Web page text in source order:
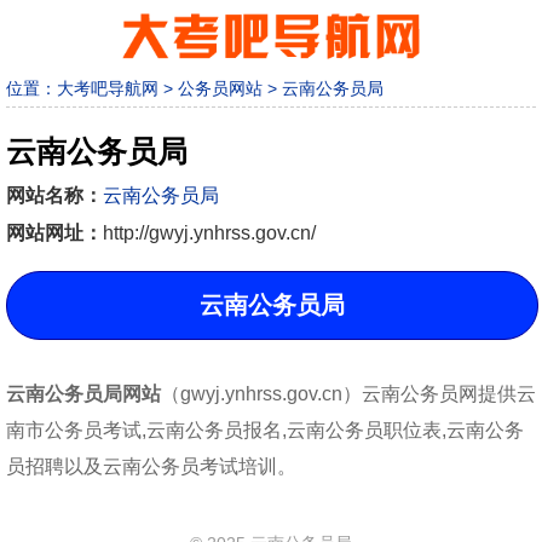
位置： 大考吧导航网 > 公务员网站 > 云南公务员局
云南公务员局
网站名称： 云南公务员局
网站网址： http://gwyj.ynhrss.gov.cn/
云南公务员局
云南公务员局网站（gwyj.ynhrss.gov.cn）云南公务员网提供云
南市公务员考试,云南公务员报名,云南公务员职位表,云南公务
员招聘以及云南公务员考试培训。